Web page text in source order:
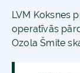
LVM Koksnes
operatīvās
Ozola Šmite